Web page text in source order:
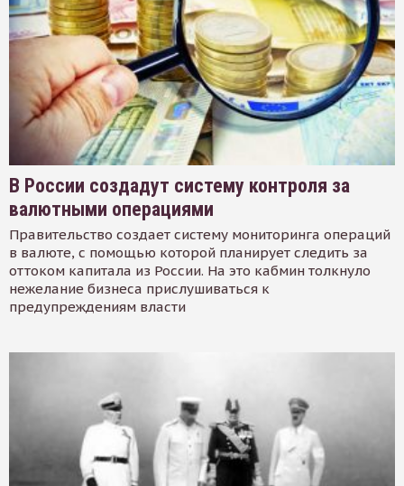
В России создадут систему контроля за
валютными операциями
Правительство создает систему мониторинга операций
в валюте, с помощью которой планирует следить за
оттоком капитала из России. На это кабмин толкнуло
нежелание бизнеса прислушиваться к
предупреждениям власти